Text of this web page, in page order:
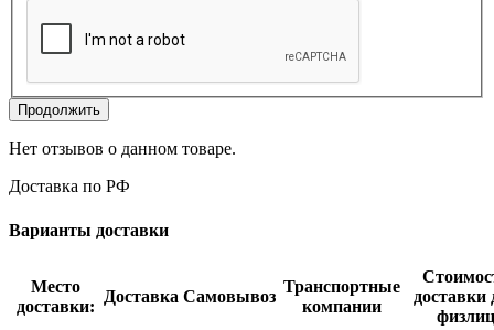
Продолжить
Нет отзывов о данном товаре.
Доставка по РФ
Варианты доставки
Место
доставки:
Доставка Самовывоз
Транспортные
компании
доставки
физлиц